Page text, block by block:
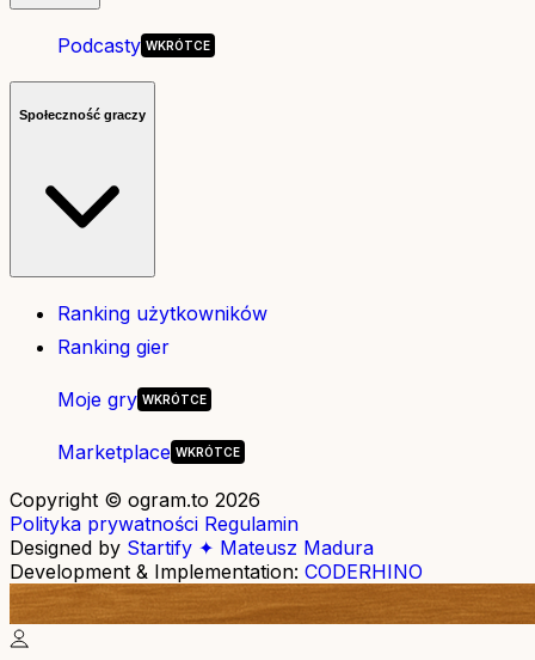
Podcasty
Społeczność graczy
Ranking użytkowników
Ranking gier
Moje gry
Marketplace
Copyright © ogram.to 2026
Polityka prywatności Regulamin
Designed by Startify ✦ Mateusz Madura
Development & Implementation: CODERHINO